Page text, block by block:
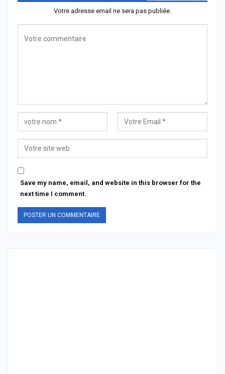
Votre adresse email ne sera pas publiée.
Save my name, email, and website in this browser for the
next time I comment.